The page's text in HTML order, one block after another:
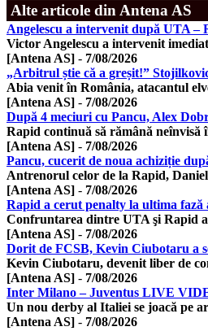
Alte articole din Antena AS
Angelescu a intervenit după UTA –
Victor Angelescu a intervenit
[Antena AS] - 7/08/2026
„Arbitrul știe că a greșit!”
Abia venit în România, atacantul
[Antena AS] - 7/08/2026
După 4 meciuri cu Pancu, Alex
Rapid continuă să rămână
[Antena AS] - 7/08/2026
Pancu, cucerit de noua achiziție
Antrenorul celor de la Rapid,
[Antena AS] - 7/08/2026
Rapid a cerut penalty la ultima
Confruntarea dintre UTA şi Rapid
[Antena AS] - 7/08/2026
Dorit de FCSB, Kevin Ciubotaru a
Kevin Ciubotaru, devenit liber de
[Antena AS] - 7/08/2026
Inter Milano – Juventus LIVE
Un nou derby al Italiei se joacă pe
[Antena AS] - 7/08/2026